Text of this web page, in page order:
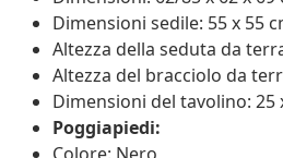
Dimensioni sedile: 55 x 55
Altezza della seduta da
Altezza del bracciolo da
Dimensioni del tavolino: 25
Poggiapiedi: